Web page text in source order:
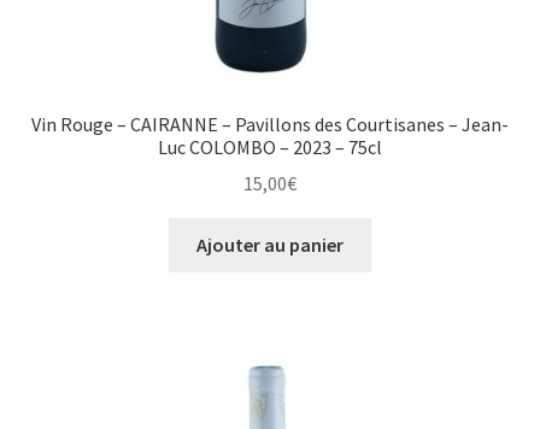
Vin Rouge – CAIRANNE – Pavillons des Courtisanes – Jean-
Luc COLOMBO – 2023 – 75cl
15,00€
Ajouter au panier